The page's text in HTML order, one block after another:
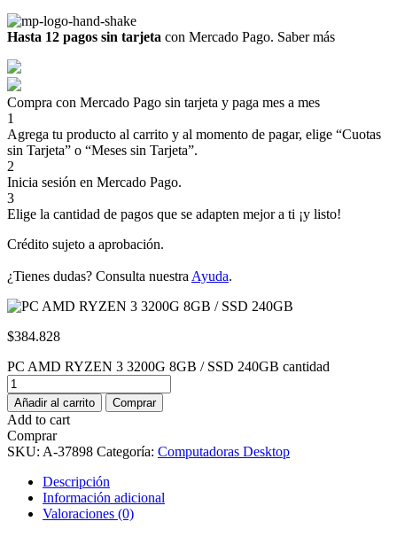
Hasta 12 pagos sin tarjeta con Mercado Pago. Saber más
Compra con Mercado Pago sin tarjeta y paga mes a mes
1
Agrega tu producto al carrito y al momento de pagar, elige “Cuotas
sin Tarjeta” o “Meses sin Tarjeta”.
2
Inicia sesión en Mercado Pago.
3
Elige la cantidad de pagos que se adapten mejor a ti ¡y listo!
Crédito sujeto a aprobación.
¿Tienes dudas? Consulta nuestra Ayuda.
$384.828
PC AMD RYZEN 3 3200G 8GB / SSD 240GB cantidad
Añadir al carrito Comprar
Add to cart
Comprar
SKU: A-37898 Categoría: Computadoras Desktop
Descripción
Información adicional
Valoraciones (0)